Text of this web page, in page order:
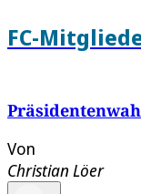
FC-
Von
Christian Löer